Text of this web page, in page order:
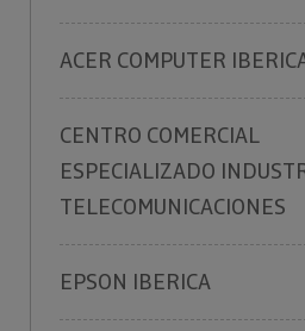
ACER COMPUTER
CENTRO COMERCIAL
ESPECIALIZADO
TELECOMUNICACIONES
EPSON IBERICA